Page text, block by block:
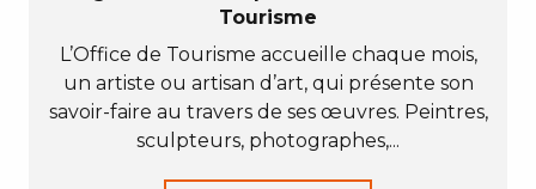
Tourisme
L’Office de Tourisme accueille chaque mois,
un artiste ou artisan d’art, qui présente son
savoir-faire au travers de ses œuvres. Peintres,
sculpteurs, photographes,...